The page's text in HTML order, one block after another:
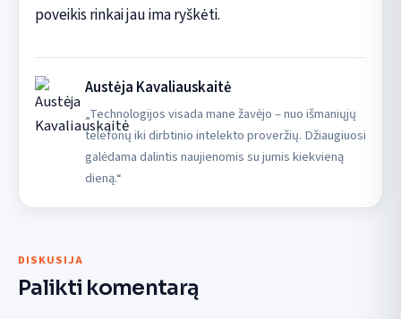
poveikis rinkai jau ima ryškėti.
Austėja Kavaliauskaitė
„Technologijos visada mane žavėjo – nuo išmaniųjų
telefonų iki dirbtinio intelekto proveržių. Džiaugiuosi
galėdama dalintis naujienomis su jumis kiekvieną
dieną.“
DISKUSIJA
Palikti komentarą